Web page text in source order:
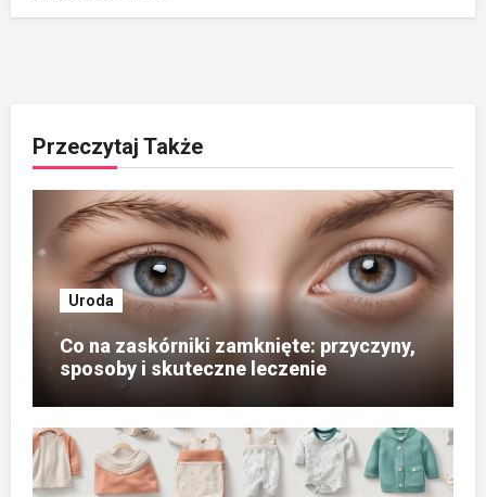
Przeczytaj Także
Uroda
Co na zaskórniki zamknięte: przyczyny,
sposoby i skuteczne leczenie